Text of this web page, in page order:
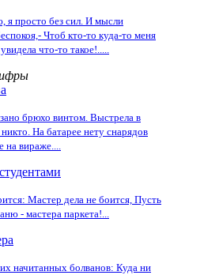
я просто без сил. И мысли
Чтоб кто-то куда-то меня
что-то такое!.....
брюхо винтом. Выстрела в
На батарее нету снарядов
на вираже....
Мастер дела не боится, Пусть
- мастера паркета!...
начитанных болванов: Куда ни